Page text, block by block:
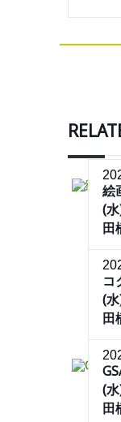
絵
(
田
コ
(
田
(
田